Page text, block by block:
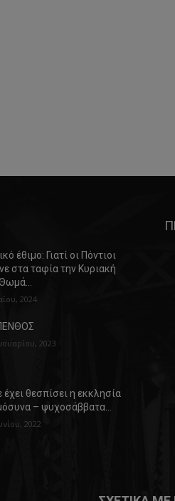
έθιμο: Γιατί οι Πόντιοι
στα ταφία την Κυριακή
2024
2023
έχει θεσπίσει η εκκλησία
– ψυχοσάββατα…
2022